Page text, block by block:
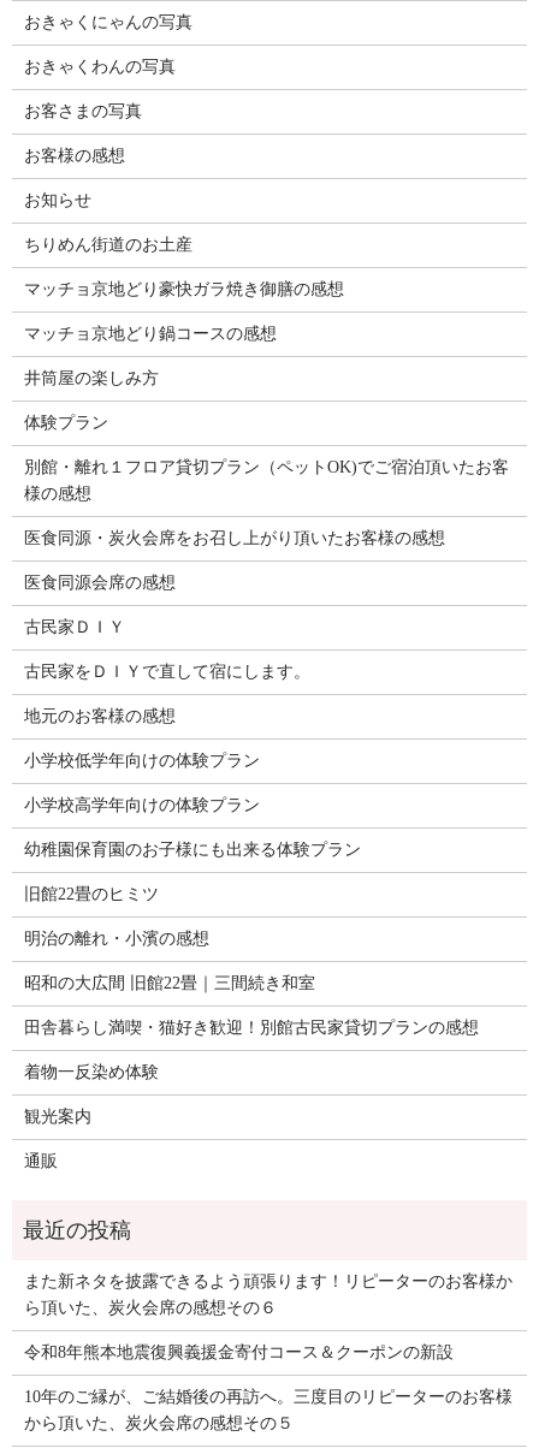
おきゃくにゃんの写真
おきゃくわんの写真
お客さまの写真
お客様の感想
お知らせ
ちりめん街道のお土産
マッチョ京地どり豪快ガラ焼き御膳の感想
マッチョ京地どり鍋コースの感想
井筒屋の楽しみ方
体験プラン
別館・離れ１フロア貸切プラン（ペットOK)でご宿泊頂いたお客
様の感想
医食同源・炭火会席をお召し上がり頂いたお客様の感想
医食同源会席の感想
古民家ＤＩＹ
古民家をＤＩＹで直して宿にします。
地元のお客様の感想
小学校低学年向けの体験プラン
小学校高学年向けの体験プラン
幼稚園保育園のお子様にも出来る体験プラン
旧館22畳のヒミツ
明治の離れ・小濱の感想
昭和の大広間 旧館22畳｜三間続き和室
田舎暮らし満喫・猫好き歓迎！別館古民家貸切プランの感想
着物一反染め体験
観光案内
通販
また新ネタを披露できるよう頑張ります！リピーターのお客様か
ら頂いた、炭火会席の感想その６
令和8年熊本地震復興義援金寄付コース＆クーポンの新設
10年のご縁が、ご結婚後の再訪へ。三度目のリピーターのお客様
から頂いた、炭火会席の感想その５